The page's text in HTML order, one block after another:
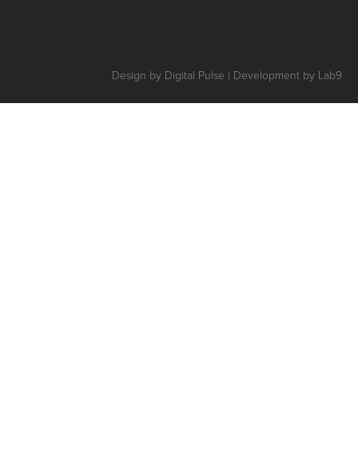
Design by Digital Pulse | Development by Lab9